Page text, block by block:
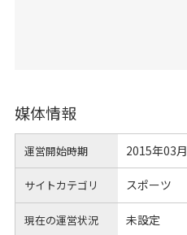
媒体情報
運営開始時期 2015年03月
サイトカテゴリ スポーツ
現在の運営状況 未設定